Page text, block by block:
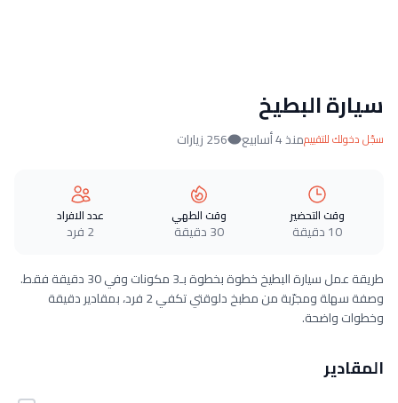
سيارة البطيخ
سجّل دخولك للتقييممنذ 4 أسابيع 256 زيارات
وقت التحضير
10 دقيقة
وقت الطهي
30 دقيقة
عدد الافراد
2 فرد
طريقة عمل سيارة البطيخ خطوة بخطوة بـ3 مكونات وفي 30 دقيقة فقط.
وصفة سهلة ومجرّبة من مطبخ دلوقتي تكفي 2 فرد، بمقادير دقيقة
وخطوات واضحة.
المقادير